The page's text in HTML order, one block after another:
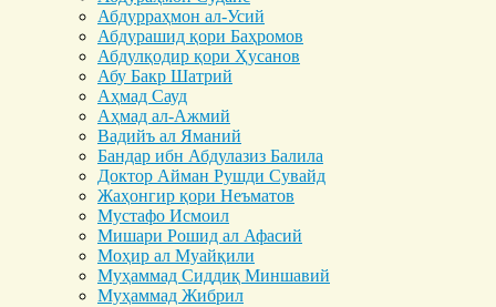
Абдурраҳмон ал-Усий
Абдурашид қори Баҳромов
Абдулқодир қори Ҳусанов
Абу Бакр Шатрий
Аҳмад Сауд
Аҳмад ал-Ажмий
Вадийъ ал Яманий
Бандар ибн Абдулазиз Балила
Доктор Айман Рушди Сувайд
Жаҳонгир қори Неъматов
Мустафо Исмоил
Мишари Рошид ал Афасий
Моҳир ал Муайқили
Муҳаммад Cиддиқ Миншавий
Муҳаммад Жибрил